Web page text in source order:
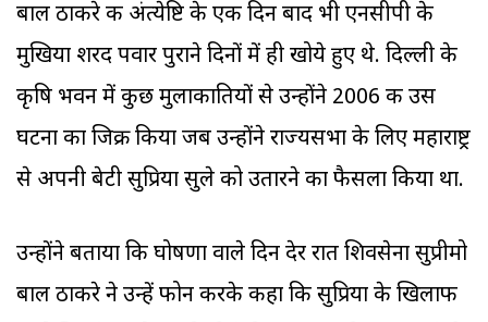
बाल ठाकरे की अंत्येष्टि के एक दिन बाद भी एनसीपी के
मुखिया शरद पवार पुराने दिनों में ही खोये हुए थे. दिल्ली के
कृषि भवन में कुछ मुलाकातियों से उन्होंने 2006 की उस
घटना का जिक्र किया जब उन्होंने राज्यसभा के लिए महाराष्ट्र
से अपनी बेटी सुप्रिया सुले को उतारने का फैसला किया था.
उन्होंने बताया कि घोषणा वाले दिन देर रात शिवसेना सुप्रीमो
बाल ठाकरे ने उन्हें फोन करके कहा कि सुप्रिया के खिलाफ